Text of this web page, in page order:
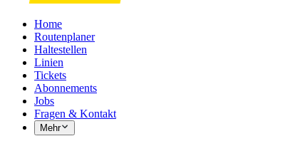
Home
Routenplaner
Haltestellen
Linien
Tickets
Abonnements
Jobs
Fragen & Kontakt
Mehr